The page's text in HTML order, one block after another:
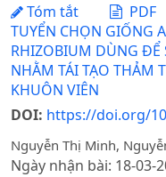
Tóm tắt
PDF
TUYỂN CHỌN GIỐNG
RHIZOBIUM DÙNG ĐỂ
NHẰM TÁI TẠO THẢM
KHUÔN VIÊN
DOI: https://doi.org/
Nguyễn Thị Minh,
Ngày nhận bài: 18-03-